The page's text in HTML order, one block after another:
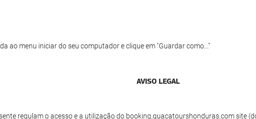
ao menu iniciar do seu computador e clique em "Guardar como..."
AVISO LEGAL
regulam o acesso e a utilização do booking.guacatourshonduras.com site